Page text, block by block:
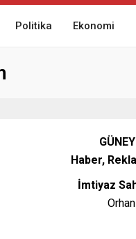
Politika Ekonomi
Haber,
İmtiyaz